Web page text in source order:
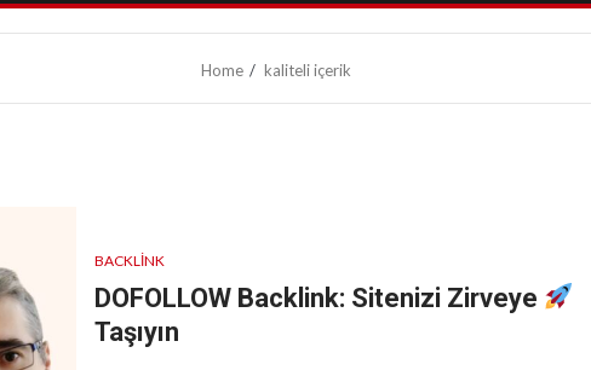
Home kaliteli içerik
BACKLINK
DOFOLLOW Backlink: Sitenizi Zirveye
Taşıyın